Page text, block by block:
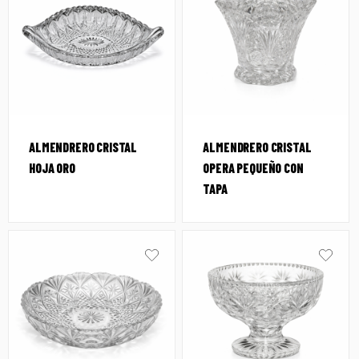
ALMENDRERO CRISTAL
HOJA ORO
ALMENDRERO CRISTAL
OPERA PEQUEÑO CON
TAPA